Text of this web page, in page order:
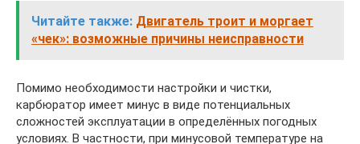
Читайте также: Двигатель троит и моргает
«чек»: возможные причины неисправности
Помимо необходимости настройки и чистки,
карбюратор имеет минус в виде потенциальных
сложностей эксплуатации в определённых погодных
условиях. В частности, при минусовой температуре на